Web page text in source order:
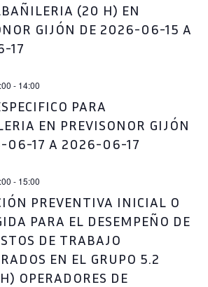
(20 H) EN
GIJÓN DE 2026-06-15 A
17
PARA
EN PREVISONOR GIJÓN
06-17 A 2026-06-17
- 14:00
PREVENTIVA INICIAL O
PARA EL DESEMPEÑO DE
DE TRABAJO
EN EL GRUPO 5.2
OPERADORES DE
- 15:00